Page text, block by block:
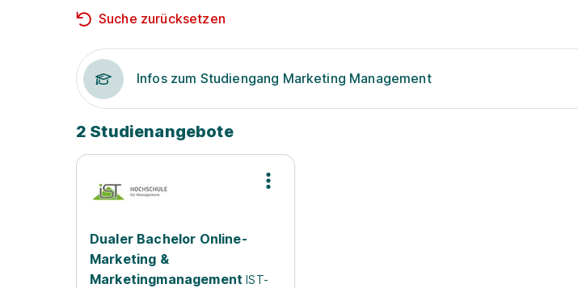
Suche zurücksetzen
Infos zum Studiengang Marketing Management
2 Studienangebote
Dualer Bachelor Online-
Marketing &
Marketingmanagement IST-